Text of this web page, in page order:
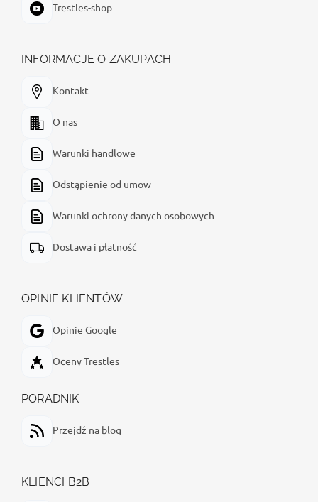
Trestles-shop
INFORMACJE O ZAKUPACH
Kontakt
O nas
Warunki handlowe
Odstąpienie od umow
Warunki ochrony danych osobowych
Dostawa i płatność
OPINIE KLIENTÓW
Opinie Google
Oceny Trestles
PORADNIK
Przejdź na blog
KLIENCI B2B